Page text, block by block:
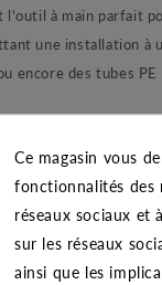
l'outil à main parfait
une installation à
encore des tubes PE
Ce magasin vous
fonctionnalités des
réseaux sociaux
sur les réseaux
ainsi que les